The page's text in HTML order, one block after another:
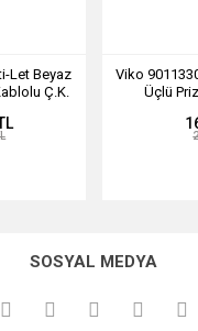
Let Beyaz
Ç.K.
Viko
Üçlü
SOSYAL MEDYA